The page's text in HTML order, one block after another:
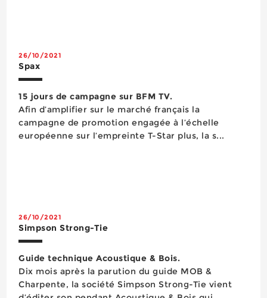
26/10/2021
Spax
15 jours de campagne sur BFM TV.
Afin d’amplifier sur le marché français la
campagne de promotion engagée à l’échelle
européenne sur l’empreinte T-Star plus, la s...
26/10/2021
Simpson Strong-Tie
Guide technique Acoustique & Bois.
Dix mois après la parution du guide MOB &
Charpente, la société Simpson Strong-Tie vient